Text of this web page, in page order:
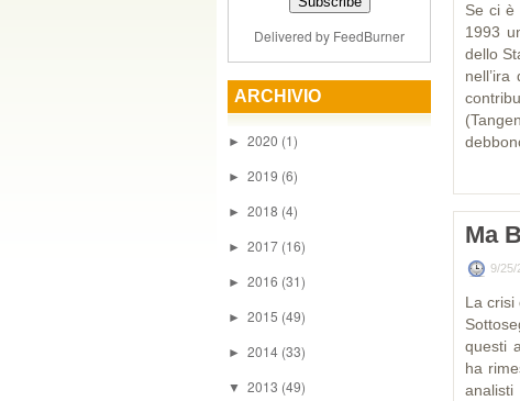
Delivered by FeedBurner
ARCHIVIO
► 2020 (1)
► 2019 (6)
► 2018 (4)
► 2017 (16)
► 2016 (31)
► 2015 (49)
► 2014 (33)
▼ 2013 (49)
Se ci
1993
dello
Ma
9/25/
La crisi
questi
ha